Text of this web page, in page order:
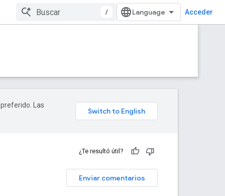
/ Acceder
Las
¿Te resultó útil?
Enviar comentarios